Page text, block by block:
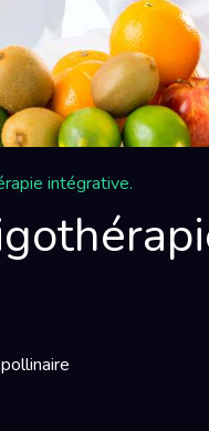
intégrative.